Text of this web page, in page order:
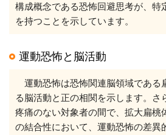
構成概念である恐怖回避思考が、特
を持つことを示しています。
運動恐怖と脳活動
運動恐怖は恐怖関連脳領域である
る脳活動と正の相関を示します。さ
疼痛のない対象者の間で、拡大扁桃
の結合性において、運動恐怖の差異